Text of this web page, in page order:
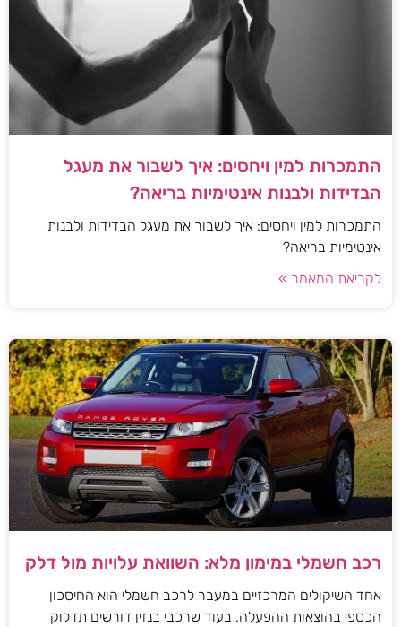
התמכרות למין ויחסים: איך לשבור את מעגל
הבדידות ולבנות אינטימיות בריאה?
התמכרות למין ויחסים: איך לשבור את מעגל הבדידות ולבנות
אינטימיות בריאה?
לקריאת המאמר »
רכב חשמלי במימון מלא: השוואת עלויות מול דלק
אחד השיקולים המרכזיים במעבר לרכב חשמלי הוא החיסכון
הכספי בהוצאות ההפעלה. בעוד שרכבי בנזין דורשים תדלוק